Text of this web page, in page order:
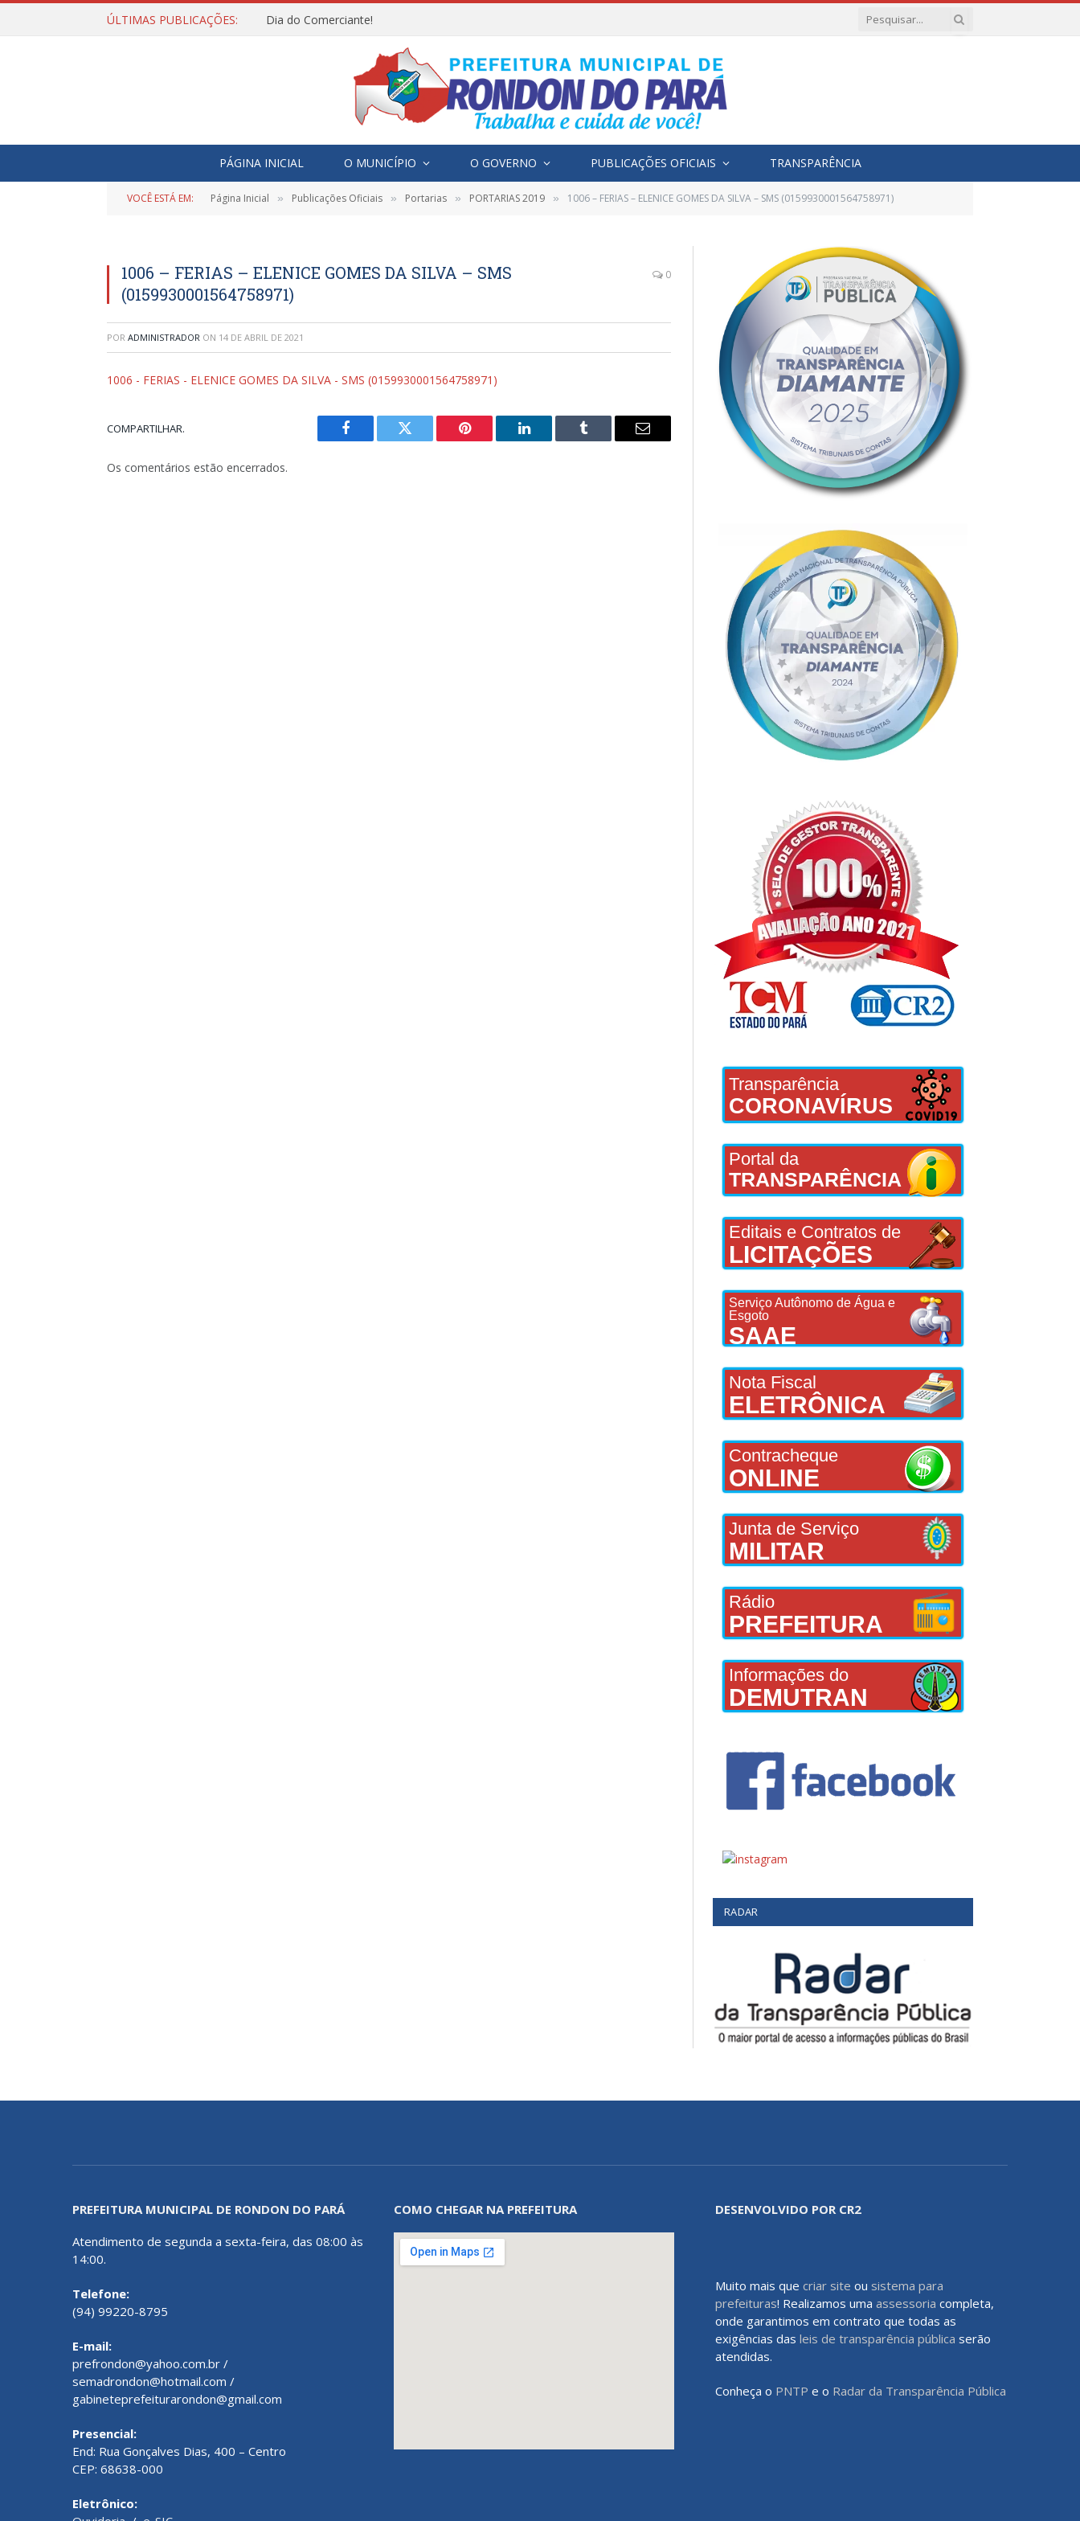
ÚLTIMAS PUBLICAÇÕES: Dia do Comerciante!
PÁGINA INICIAL O MUNICÍPIO O GOVERNO PUBLICAÇÕES OFICIAIS TRANSPARÊNCIA
VOCÊ ESTÁ EM: Página Inicial » Publicações Oficiais » Portarias » PORTARIAS 2019 » 1006 – FERIAS – ELENICE GOMES DA SILVA – SMS (0159930001564758971)
1006 – FERIAS – ELENICE GOMES DA SILVA – SMS
(0159930001564758971)
0
POR ADMINISTRADOR ON 14 DE ABRIL DE 2021
1006 - FERIAS - ELENICE GOMES DA SILVA - SMS (0159930001564758971)
COMPARTILHAR.
Facebook Twitter Pinterest LinkedIn Tumblr
E-
Os comentários estão encerrados.
Transparência
CORONAVÍRUS
Portal da
TRANSPARÊNCIA
Editais e Contratos de
LICITAÇÕES
Serviço Autônomo de Água e
Esgoto
SAAE
Nota Fiscal
ELETRÔNICA
Contracheque
ONLINE
Junta de Serviço
MILITAR
Rádio
PREFEITURA
Informações do
DEMUTRAN
RADAR
PREFEITURA MUNICIPAL DE RONDON DO PARÁ
Atendimento de segunda a sexta-feira, das 08:00 às
14:00.
Telefone:
(94) 99220-8795
E-mail:
prefrondon@yahoo.com.br /
semadrondon@hotmail.com /
gabineteprefeiturarondon@gmail.com
Presencial:
End: Rua Gonçalves Dias, 400 – Centro
CEP: 68638-000
Eletrônico:
COMO CHEGAR NA PREFEITURA DESENVOLVIDO POR CR2
Muito mais que criar site ou sistema para
prefeituras! Realizamos uma assessoria completa,
onde garantimos em contrato que todas as
exigências das leis de transparência pública serão
atendidas.
Conheça o PNTP e o Radar da Transparência Pública